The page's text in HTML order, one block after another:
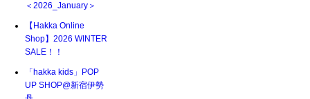
＜2026_January＞
【Hakka Online
Shop】2026 WINTER
SALE！！
「hakka kids」POP
UP SHOP@新宿伊勢